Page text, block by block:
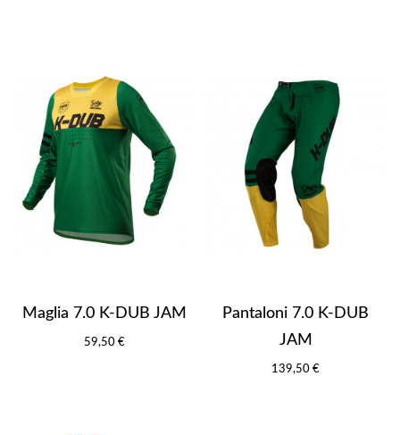
Maglia 7.0 K-DUB JAM
59,50 €
Pantaloni 7.0 K-DUB
JAM
139,50 €